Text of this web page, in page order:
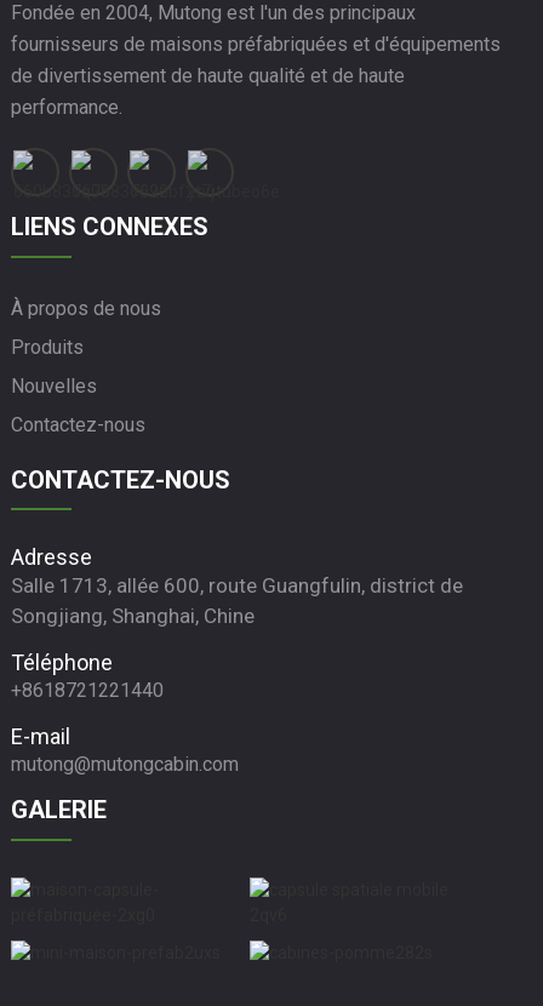
Fondée en 2004, Mutong est l'un des principaux
fournisseurs de maisons préfabriquées et d'équipements
de divertissement de haute qualité et de haute
performance.
LIENS CONNEXES
À propos de nous
Produits
Nouvelles
Contactez-nous
CONTACTEZ-NOUS
Adresse
Salle 1713, allée 600, route Guangfulin, district de
Songjiang, Shanghai, Chine
Téléphone
+8618721221440
E-mail
mutong@mutongcabin.com
GALERIE